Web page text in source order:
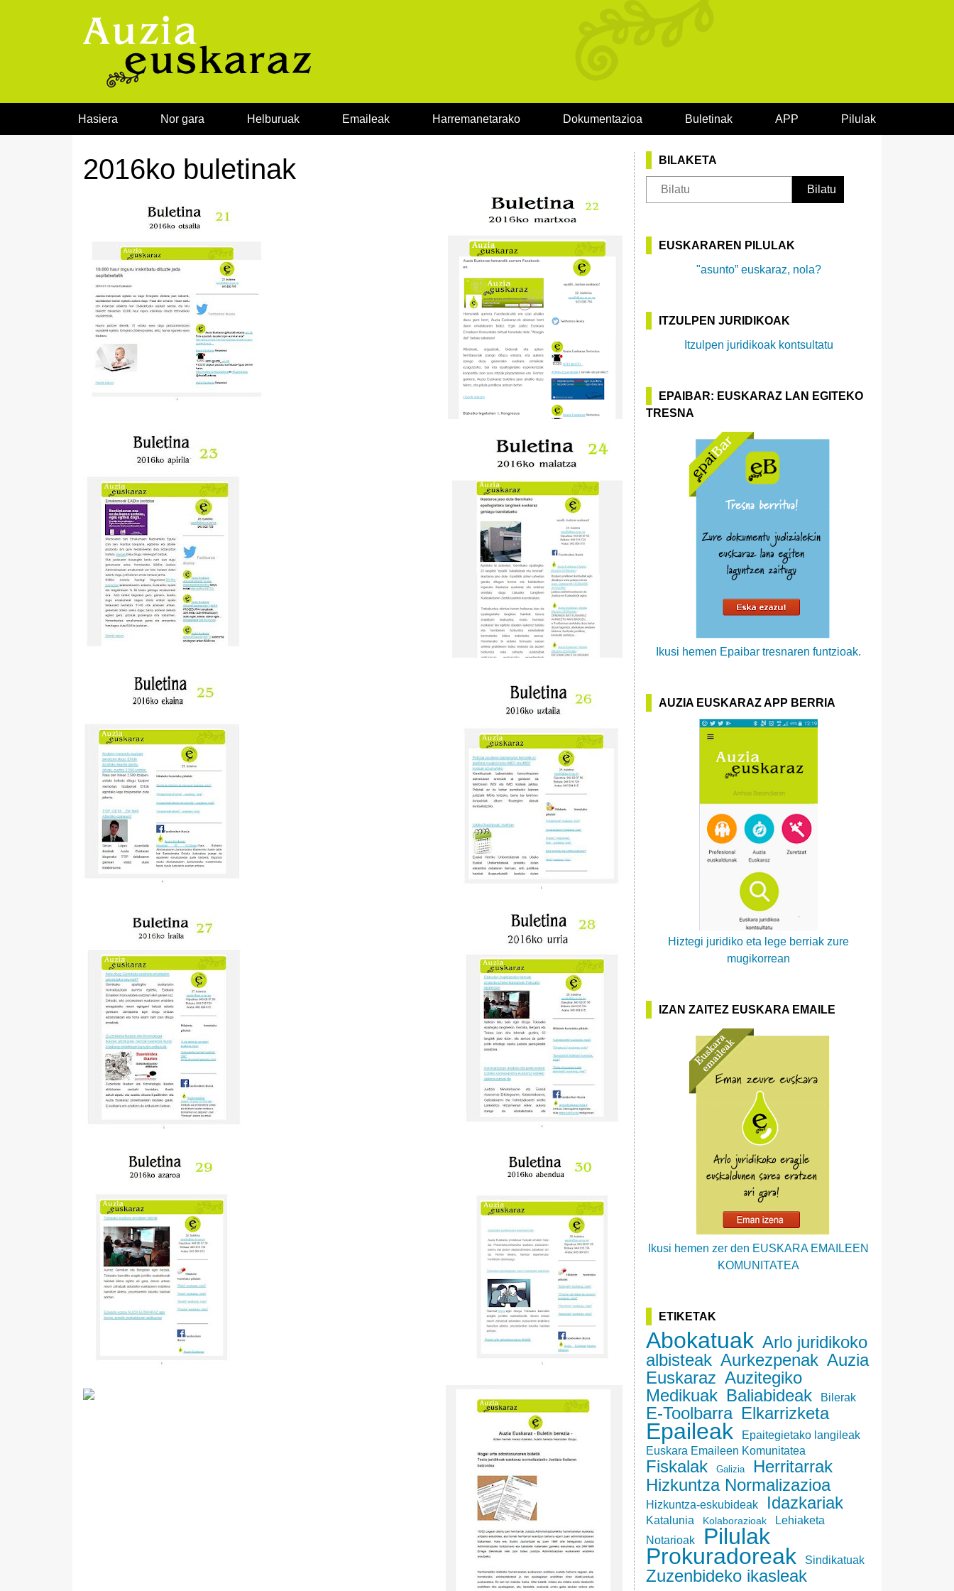
Hasiera Nor gara Helburuak Emaileak Harremanetarako Dokumentazioa Buletinak APP Pilulak
2016ko buletinak BILAKETA
EUSKARAREN PILULAK
"asunto” euskaraz, nola?
ITZULPEN JURIDIKOAK
Itzulpen juridikoak kontsultatu
EPAIBAR: EUSKARAZ LAN EGITEKO
TRESNA
Ikusi hemen Epaibar tresnaren funtzioak.
AUZIA EUSKARAZ APP BERRIA
Hiztegi juridiko eta lege berriak zure
mugikorrean
IZAN ZAITEZ EUSKARA EMAILE
Ikusi hemen zer den EUSKARA EMAILEEN
KOMUNITATEA
ETIKETAK
Abokatuak Arlo juridikoko
albisteak Aurkezpenak Auzia
Euskaraz Auzitegiko
Medikuak Baliabideak Bilerak
E-Toolbarra Elkarrizketa
Epaileak
Epaitegietako langileak
Euskara Emaileen Komunitatea
Fiskalak Galizia
Herritarrak
Hizkuntza Normalizazioa
Hizkuntza-eskubideak Idazkariak
Katalunia Kolaborazioak
Lehiaketa
Notarioak
Pilulak
Prokuradoreak Sindikatuak
Zuzenbideko ikasleak